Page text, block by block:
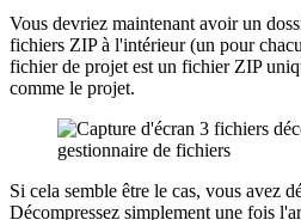
Vous devriez maintenant avoir un
fichiers ZIP à l'intérieur (un pour
fichier de projet est un fichier ZIP
comme le projet.
Si cela semble être le cas, vous avez
Décompressez simplement une fois